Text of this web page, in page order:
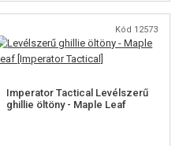
Kód 12573
Imperator Tactical Levélszerű
ghillie öltöny - Maple Leaf